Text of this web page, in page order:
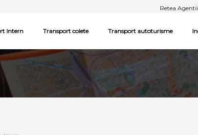
Retea Agentii
Intern Transport colete Transport autoturisme